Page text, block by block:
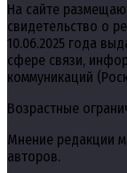
На сайте
свидетельство о
10.06.2025 года
сфере связи,
коммуникаций
Возрастные
Мнение редакции
авторов.